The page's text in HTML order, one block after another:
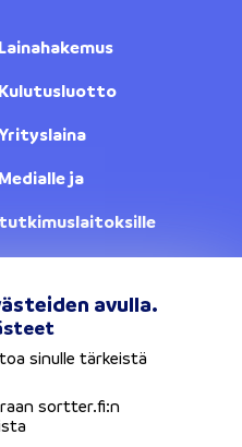
avulla.
sinulle tärkeistä
sortter.fi:n
Lainahakemus
Kulutusluotto
Medialle ja
tutkimuslaitoksille